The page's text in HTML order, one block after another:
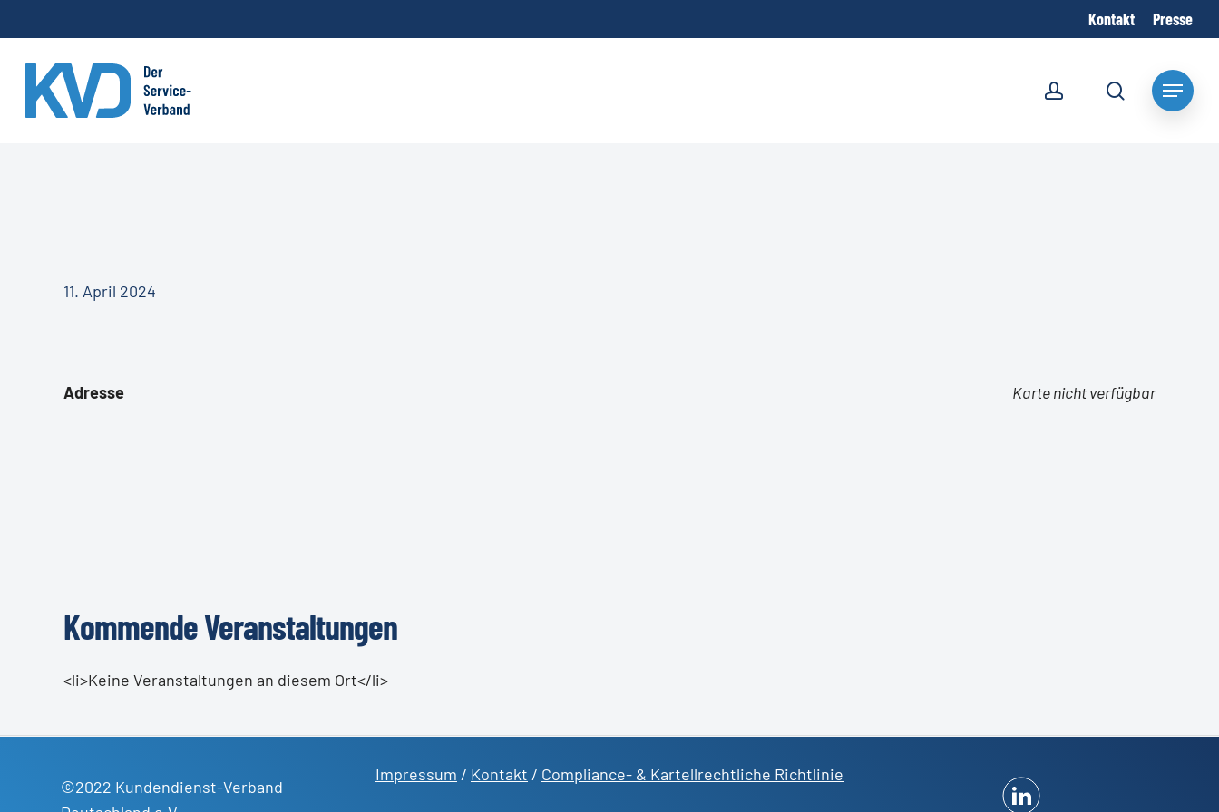
to
main
content
Kontakt Presse
Menu
search
11. April 2024
Karte nicht verfügbar
Adresse
Kommende Veranstaltungen
<li>Keine Veranstaltungen an diesem Ort</li>
©2022 Kundendienst-Verband
Impressum / Kontakt / Compliance- & Kartellrechtliche Richtlinie